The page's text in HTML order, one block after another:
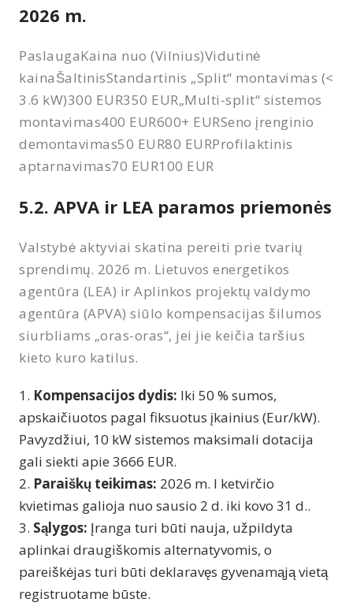
2026 m.
PaslaugaKaina nuo (Vilnius)Vidutinė
kainaŠaltinisStandartinis „Split“ montavimas (<
3.6 kW)300 EUR350 EUR„Multi-split“ sistemos
montavimas400 EUR600+ EURSeno įrenginio
demontavimas50 EUR80 EURProfilaktinis
aptarnavimas70 EUR100 EUR
5.2. APVA ir LEA paramos priemonės
Valstybė aktyviai skatina pereiti prie tvarių
sprendimų. 2026 m. Lietuvos energetikos
agentūra (LEA) ir Aplinkos projektų valdymo
agentūra (APVA) siūlo kompensacijas šilumos
siurbliams „oras-oras“, jei jie keičia taršius
kieto kuro katilus.
Kompensacijos dydis: Iki 50 % sumos,
apskaičiuotos pagal fiksuotus įkainius (Eur/kW).
Pavyzdžiui, 10 kW sistemos maksimali dotacija
gali siekti apie 3666 EUR.
Paraiškų teikimas: 2026 m. I ketvirčio
kvietimas galioja nuo sausio 2 d. iki kovo 31 d..
Sąlygos: Įranga turi būti nauja, užpildyta
aplinkai draugiškomis alternatyvomis, o
pareiškėjas turi būti deklaravęs gyvenamąją vietą
registruotame būste.